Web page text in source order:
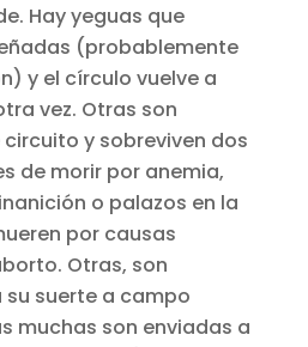
Hay yeguas que
(probablemente
y el círculo vuelve a
vez. Otras son
y sobreviven dos
de morir por anemia,
o palazos en la
por causas
Otras, son
suerte a campo
muchas son enviadas a